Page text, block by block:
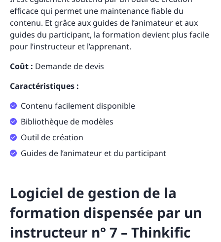
efficace qui permet une maintenance fiable du
contenu. Et grâce aux guides de l’animateur et aux
guides du participant, la formation devient plus facile
pour l’instructeur et l’apprenant.
Coût : Demande de devis
Caractéristiques :
Contenu facilement disponible
Bibliothèque de modèles
Outil de création
Guides de l’animateur et du participant
Logiciel de gestion de la
formation dispensée par un
instructeur n° 7 – Thinkific